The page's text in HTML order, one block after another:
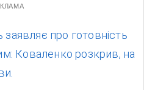
про готовність
Коваленко розкрив, на